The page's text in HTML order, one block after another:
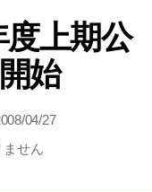
度上期公
始
04/27
ません